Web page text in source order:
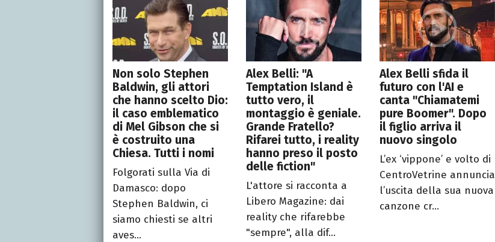
Non solo Stephen
Baldwin, gli attori
che hanno scelto Dio:
il caso emblematico
di Mel Gibson che si
è costruito una
Chiesa. Tutti i nomi
Folgorati sulla Via di
Damasco: dopo
Stephen Baldwin, ci
siamo chiesti se altri
aves...
Alex Belli: "A
Temptation Island è
tutto vero, il
montaggio è geniale.
Grande Fratello?
Rifarei tutto, i reality
hanno preso il posto
delle fiction"
L'attore si racconta a
Libero Magazine: dai
reality che rifarebbe
"sempre", alla dif...
Alex Belli sfida il
futuro con l'AI e
canta "Chiamatemi
pure Boomer". Dopo
il figlio arriva il
nuovo singolo
L’ex ‘vippone’ e volto di
CentroVetrine annuncia
l’uscita della sua nuova
canzone cr...